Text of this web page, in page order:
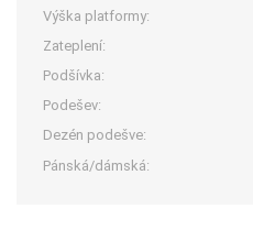
Výška platformy:
Zateplení:
Podšívka:
Podešev:
Dezén podešve:
Pánská/dámská: